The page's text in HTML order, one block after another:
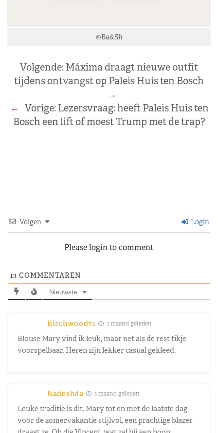
©Ba&Sh
Volgende: Máxima draagt nieuwe outfit
tijdens ontvangst op Paleis Huis ten Bosch
→
← Vorige: Lezersvraag: heeft Paleis Huis ten
Bosch een lift of moest Trump met de trap?
Volgen Login
Please login to comment
13 COMMENTAREN
Nieuwste
Birchwood71 1 maand geleden
Blouse Mary vind ik leuk, maar net als de rest tikje
voorspelbaar. Heren zijn lekker casual gekleed.
Nadeshda 1 maand geleden
Leuke traditie is dit. Mary tot en met de laatste dag
voor de zomervakantie stijlvol, een prachtige blazer